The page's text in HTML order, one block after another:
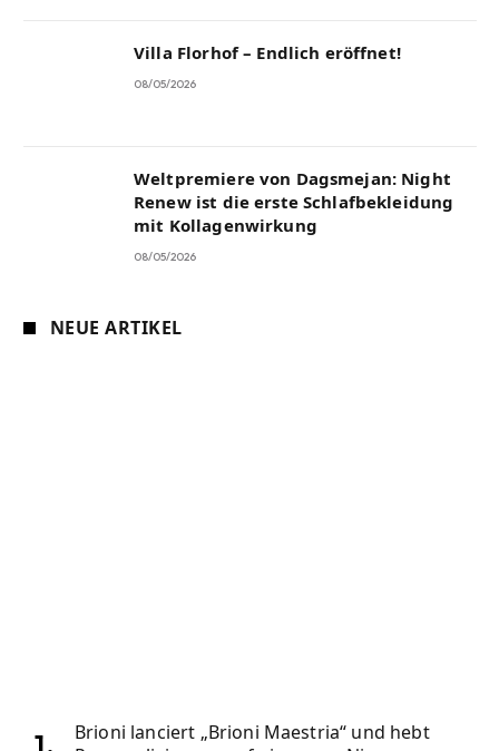
Villa Florhof – Endlich eröffnet!
08/05/2026
Weltpremiere von Dagsmejan: Night
Renew ist die erste Schlafbekleidung
mit Kollagenwirkung
08/05/2026
NEUE ARTIKEL
Brioni lanciert „Brioni Maestria“ und hebt